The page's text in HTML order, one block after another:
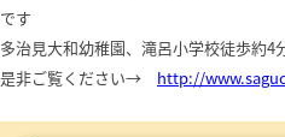
です
多治見大和幼稚園、滝呂小学校徒歩約
是非ご覧ください→ http://